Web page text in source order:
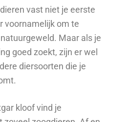
vast niet je eerste
voornamelijk om te
Maar als je
goed zoekt, zijn er wel
diersoorten die je
kloof vind je